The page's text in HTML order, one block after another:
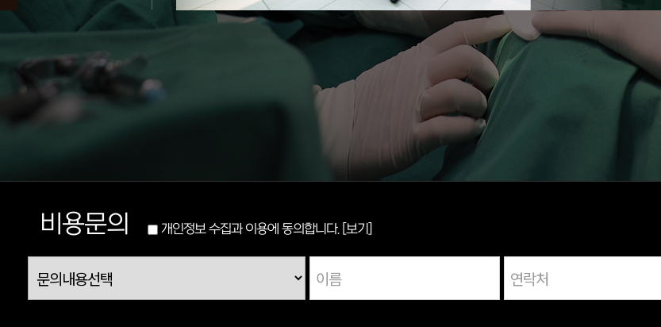
비용문의 개인정보 수집과 이용에 동의합니다. [보기]